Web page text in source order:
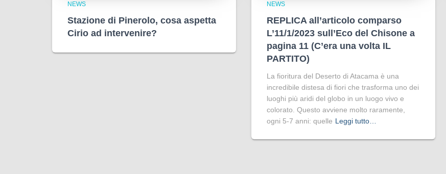
NEWS
Stazione di Pinerolo, cosa aspetta
Cirio ad intervenire?
NEWS
REPLICA all’articolo comparso
L’11/1/2023 sull’Eco del Chisone a
pagina 11 (C’era una volta IL
PARTITO)
La fioritura del Deserto di Atacama è una
incredibile distesa di fiori che trasforma uno dei
luoghi più aridi del globo in un luogo vivo e
colorato. Questo avviene molto raramente,
ogni 5-7 anni: quelle Leggi tutto…